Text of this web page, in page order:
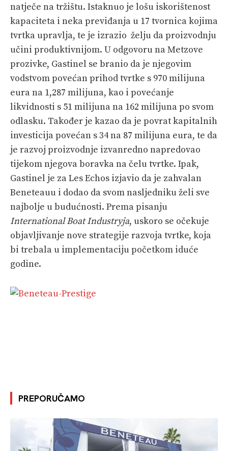
natječe na tržištu. Istaknuo je lošu iskorištenost
kapaciteta i neka previđanja u 17 tvornica kojima
tvrtka upravlja, te je izrazio želju da proizvodnju
učini produktivnijom. U odgovoru na Metzove
prozivke, Gastinel se branio da je njegovim
vodstvom povećan prihod tvrtke s 970 milijuna
eura na 1,287 milijuna, kao i povećanje
likvidnosti s 51 milijuna na 162 milijuna po svom
odlasku. Također je kazao da je povrat kapitalnih
investicija povećan s 34 na 87 milijuna eura, te da
je razvoj proizvodnje izvanredno napredovao
tijekom njegova boravka na čelu tvrtke. Ipak,
Gastinel je za Les Echos izjavio da je zahvalan
Beneteauu i dodao da svom nasljedniku želi sve
najbolje u budućnosti. Prema pisanju
International Boat Industryja, uskoro se očekuje
objavljivanje nove strategije razvoja tvrtke, koja
bi trebala u implementaciju početkom iduće
godine.
PREPORUČAMO